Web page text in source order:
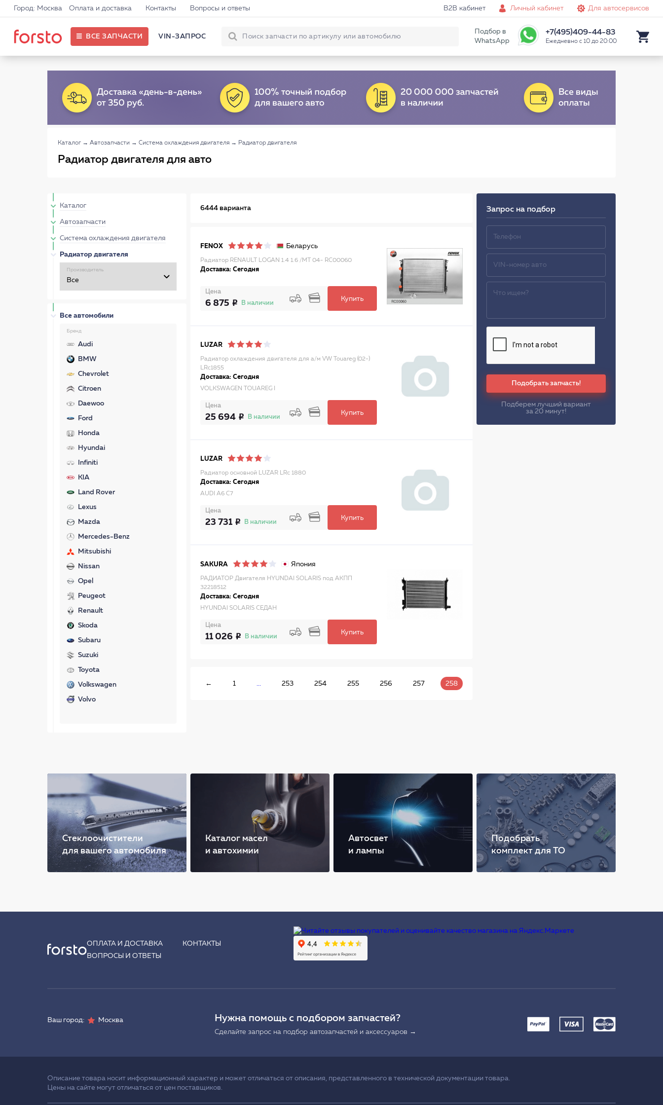
Город: Москва Оплата и доставка Контакты Вопросы и ответы B2B кабинет Личный кабинет Для автосервисов
ВСЕ ЗАПЧАСТИ VIN-ЗАПРОС
Подбор в
WhatsApp
+7(495)409-44-83
Ежедневно с 10 до 20:00
Каталог → Автозапчасти → Система охлаждения двигателя → Радиатор двигателя
Радиатор двигателя для авто
Каталог
Автозапчасти
Система охлаждения двигателя
Радиатор двигателя
Производитель
Все автомобили
Бренд
Audi
BMW
Chevrolet
Citroen
Daewoo
Ford
Honda
Hyundai
Infiniti
KIA
Land Rover
Lexus
Mazda
Mercedes-Benz
Mitsubishi
Nissan
Opel
Peugeot
Renault
Skoda
Subaru
Suzuki
Toyota
Volkswagen
Volvo
6444 варианта
FENOX Беларусь
Радиатор RENAULT LOGAN 1.4 1.6 /MT 04- RC00060
Доставка: Сегодня
Цена
6 875 В наличии
Купить
LUZAR
Радиатор охлаждения двигателя для а/м VW Touareg (02-)
LRc1855
Доставка: Сегодня
VOLKSWAGEN TOUAREG I
Цена
25 694 В наличии
Купить
LUZAR
Радиатор основной LUZAR LRc 1880
Доставка: Сегодня
AUDI A6 C7
Цена
23 731 В наличии
Купить
SAKURA Япония
РАДИАТОР Двигателя HYUNDAI SOLARIS под АКПП
32218512
Доставка: Сегодня
HYUNDAI SOLARIS СЕДАН
Цена
11 026 В наличии
Купить
← 1 ... 253 254 255 256 257 258
Запрос на подбор
Подобрать запчасть!
Подберем лучший вариант
за 20 минут!
Стеклоочистители
для вашего автомобиля
Каталог масел
и автохимии
Автосвет
и лампы
Подобрать
комплект для ТО
ОПЛАТА И ДОСТАВКА
КОНТАКТЫ
ВОПРОСЫ И ОТВЕТЫ
Ваш город: Москва Нужна помощь с подбором запчастей?
Сделайте запрос на подбор автозапчастей и аксессуаров →
Описание товара носит информационный характер и может отличаться от описания, представленного в технической документации товара.
Цены на сайте могут отличаться от цен поставщиков.